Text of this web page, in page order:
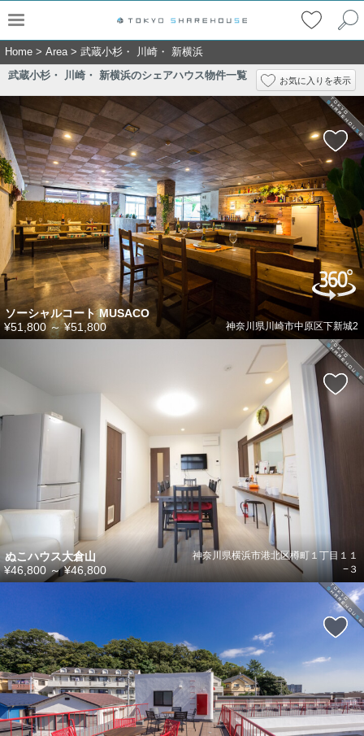
Home > Area> 武蔵小杉・ 川崎・ 新横浜
武蔵小杉・ 川崎・ 新横浜のシェアハウス物件一覧
お気に入りを表示
ソーシャルコート MUSACO
神奈川県川崎市中原区下新城2
¥51,800 ～¥51,800
ぬこハウス大倉山
神奈川県横浜市港北区樽町１丁目１１
−３
¥46,800 ～¥46,800